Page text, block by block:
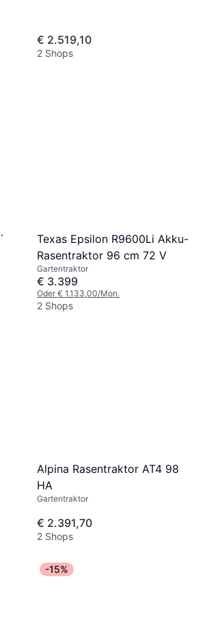
€ 2.519,10
2 Shops
Texas Epsilon R9600Li Akku-
Rasentraktor 96 cm 72 V
Gartentraktor
€ 3.399
Oder € 1.133,00/Mon.
2 Shops
Alpina Rasentraktor AT4 98
HA
Gartentraktor
€ 2.391,70
2 Shops
-15%